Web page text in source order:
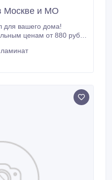
Москве и МО
для вашего дома!